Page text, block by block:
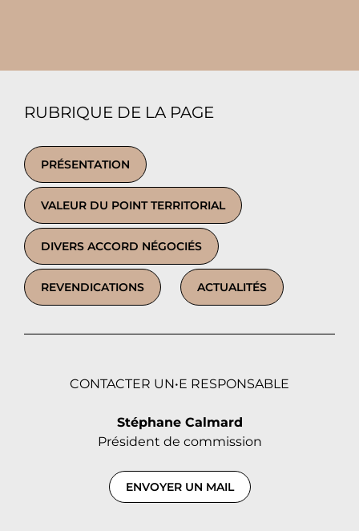
RUBRIQUE DE LA PAGE
PRÉSENTATION
VALEUR DU POINT TERRITORIAL
DIVERS ACCORD NÉGOCIÉS
REVENDICATIONS ACTUALITÉS
CONTACTER UN•E RESPONSABLE
Stéphane Calmard
Président de commission
ENVOYER UN MAIL